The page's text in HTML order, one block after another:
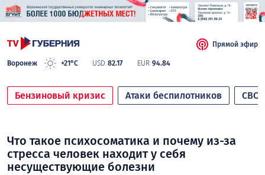
Воронеж +21°C USD 82.17 EUR 94.84
Прямой эфир
Бензиновый кризис Атаки беспилотников СВО
Что такое психосоматика и почему из-за
стресса человек находит у себя
несуществующие болезни